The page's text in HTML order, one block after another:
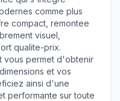
comme plus
compact, remontee
visuel,
qualite-prix.
vous permet d'obtenir
et vos
ainsi d'une
performante sur toute